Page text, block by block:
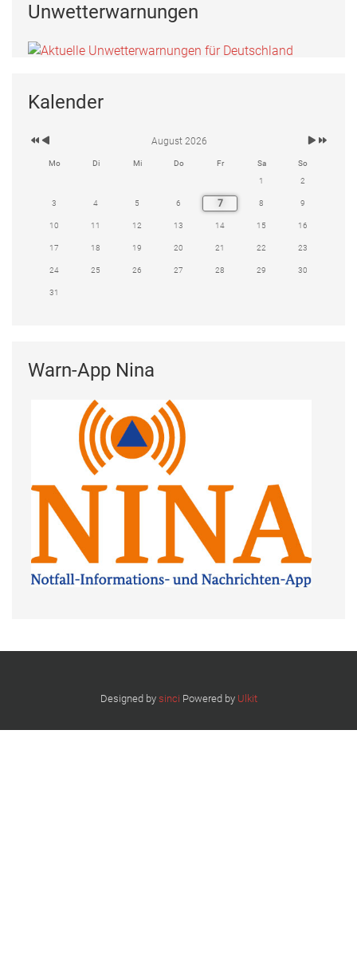
Unwetterwarnungen
Kalender
August 2026
Mo Di Mi Do Fr Sa
So
1
2
3 4 5 6 7 8 9
10 11 12 13 14 15 16
17 18 19 20 21 22 23
24 25 26 27 28 29 30
31
Warn-App Nina
Designed by sinci Powered by Ulkit